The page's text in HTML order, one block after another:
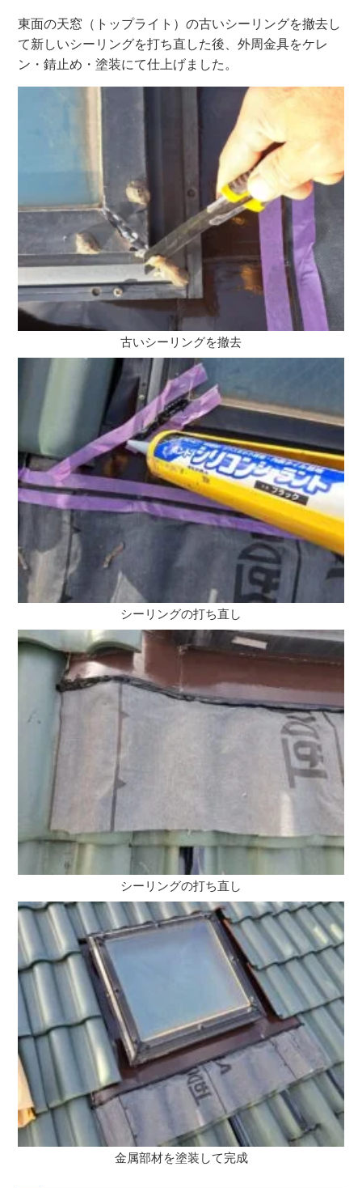
東面の天窓（トップライト）の古いシーリングを撤去し
て新しいシーリングを打ち直した後、外周金具をケレ
ン・錆止め・塗装にて仕上げました。
古いシーリングを撤去
シーリングの打ち直し
シーリングの打ち直し
金属部材を塗装して完成